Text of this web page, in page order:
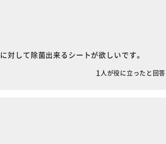
対して除菌出来るシートが欲しいです。
1 人が役に立ったと回答